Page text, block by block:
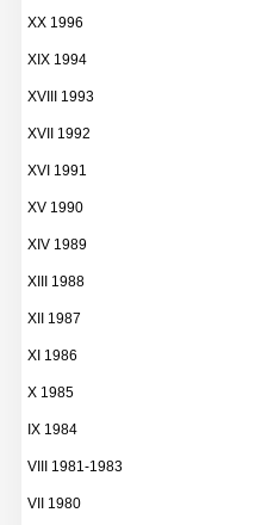
XX 1996
XIX 1994
XVIII 1993
XVII 1992
XVI 1991
XV 1990
XIV 1989
XIII 1988
XII 1987
XI 1986
X 1985
IX 1984
VIII 1981-1983
VII 1980